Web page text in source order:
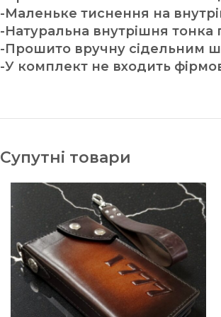
-Маленьке тиснення на
-Натуральна внутрішня тонка
-Прошито вручну сідельним
-У комплект не входить
Супутні товари